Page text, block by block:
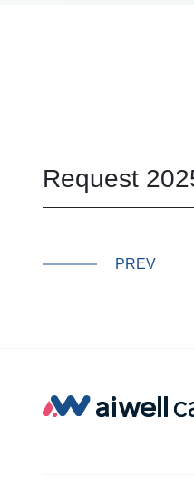
Request
PREV